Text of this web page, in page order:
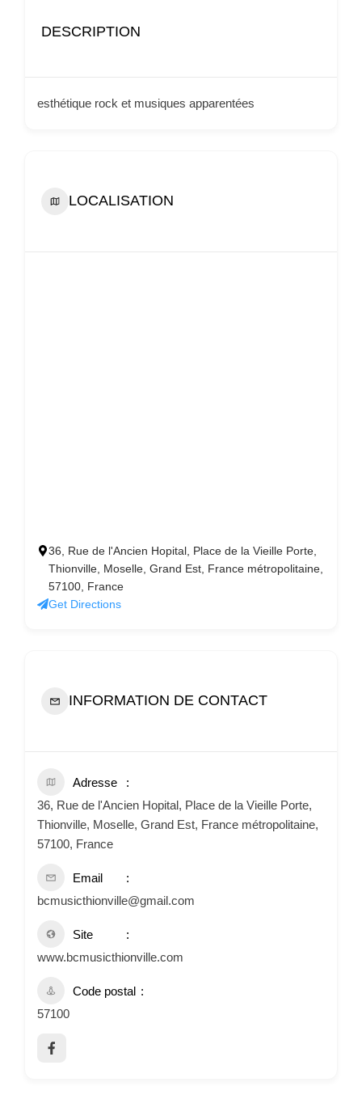
DESCRIPTION
esthétique rock et musiques apparentées
LOCALISATION
36, Rue de l'Ancien Hopital, Place de la Vieille Porte,
Thionville, Moselle, Grand Est, France métropolitaine,
57100, France
Get Directions
INFORMATION DE CONTACT
Adresse
36, Rue de l'Ancien Hopital, Place de la Vieille Porte,
Thionville, Moselle, Grand Est, France métropolitaine,
57100, France
Email
bcmusicthionville@gmail.com
Site
www.bcmusicthionville.com
Code postal
57100